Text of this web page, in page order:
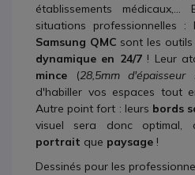
établissements
situations professionnelles
Samsung QMC sont les
dynamique en 24/7! Leur
mince (28,5mm d'épaisseur
d'habiller vos espaces tout
Autre point fort : leurs bords
visuel sera donc optimal,
portrait que paysage !
Dessinés pour les